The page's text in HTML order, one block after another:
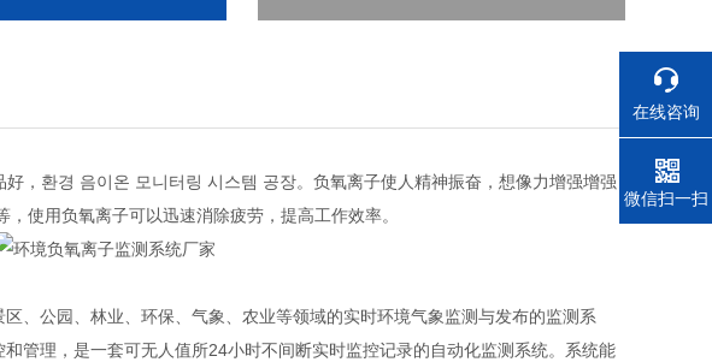
，환경 음이온 모니터링 시스템 공장。负氧离子使人精神振奋，想像力增强增强
使用负氧离子可以迅速消除疲劳，提高工作效率。
公园、林业、环保、气象、农业等领域的实时环境气象监测与发布的监测系
管理，是一套可无人值所24小时不间断实时监控记录的自动化监测系统。系统能
在线咨询
电话
微信扫一扫